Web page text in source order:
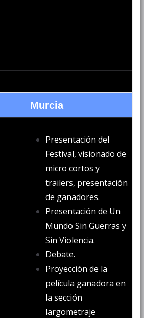
Murcia
Presentación del
Festival, visionado de
micro cortos y
trailers, presentación
de ganadores.
Presentación de Un
Mundo Sin Guerras y
Sin Violencia.
Debate.
Proyección de la
película ganadora en
la sección
largometraje